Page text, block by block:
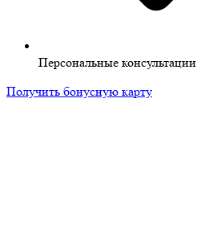
Персональные консультации
Получить бонусную карту